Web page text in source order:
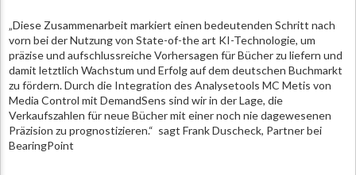
„Diese Zusammenarbeit markiert einen bedeutenden Schritt nach
vorn bei der Nutzung von State-of-the art KI-Technologie, um
präzise und aufschlussreiche Vorhersagen für Bücher zu liefern und
damit letztlich Wachstum und Erfolg auf dem deutschen Buchmarkt
zu fördern. Durch die Integration des Analysetools MC Metis von
Media Control mit DemandSens sind wir in der Lage, die
Verkaufszahlen für neue Bücher mit einer noch nie dagewesenen
Präzision zu prognostizieren.“ sagt Frank Duscheck, Partner bei
BearingPoint